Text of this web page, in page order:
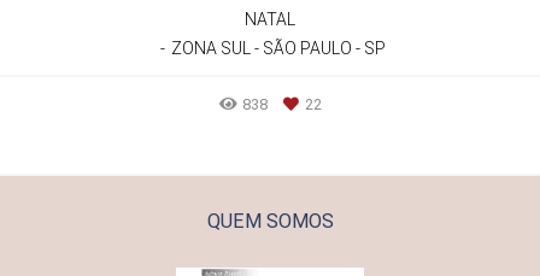
NATAL
ZONA SUL - SÃO PAULO - SP
838 22
QUEM SOMOS